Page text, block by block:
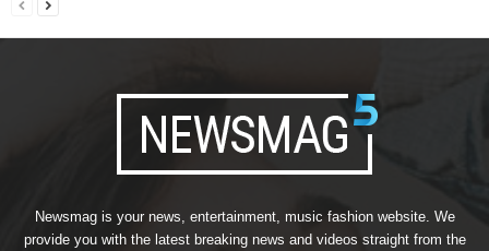
Newsmag is your news, entertainment, music fashion website. We
provide you with the latest breaking news and videos straight from the